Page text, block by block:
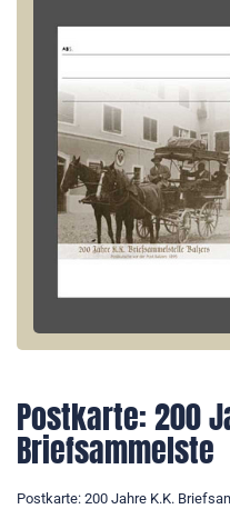
Postkarte: 200
Briefsammelste
Postkarte: 200 Jahre K.K.